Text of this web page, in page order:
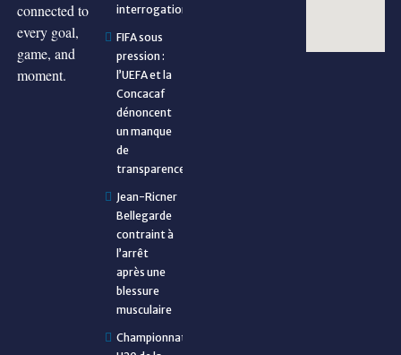
connected to
every goal,
game, and
moment.
interrogations
FIFA sous
pression :
l’UEFA et la
Concacaf
dénoncent
un manque
de
transparence
Jean-Ricner
Bellegarde
contraint à
l’arrêt
après une
blessure
musculaire
Championnat